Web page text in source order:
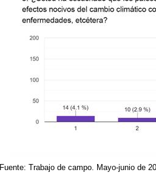
Fuente: Trabajo de campo. Mayo-junio de